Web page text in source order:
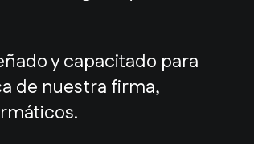
y capacitado para
de nuestra firma,